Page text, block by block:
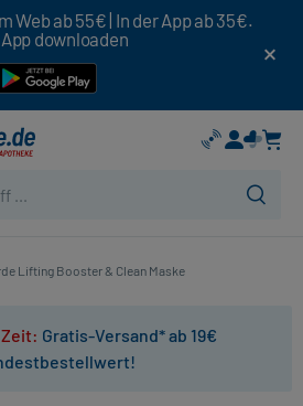
Web ab 55€ | In der App ab 35€.
downloaden
Lifting Booster & Clean Maske
Gratis-Versand* ab 19€